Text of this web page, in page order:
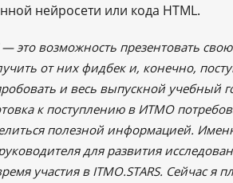
нейросети или кода HTML.
— это возможность презентовать
от них фидбек и, конечно,
и весь выпускной учебный
к поступлению в ИТМО
полезной информацией.
для развития
участия в ITMO.STARS. Сейчас я